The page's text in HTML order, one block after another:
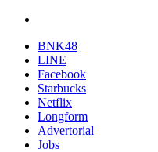
BNK48
LINE
Facebook
Starbucks
Netflix
Longform
Advertorial
Jobs